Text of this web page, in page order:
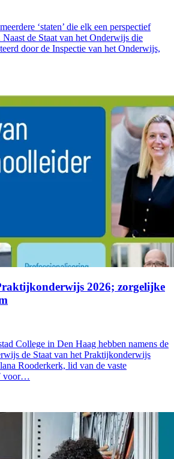
‘staten’ die elk een perspectief
de Staat van het Onderwijs die
door de Inspectie van het Onderwijs,
2026; zorgelijke
College in Den Haag hebben namens de
de Staat van het Praktijkonderwijs
Rooderkerk, lid van de vaste
voor…